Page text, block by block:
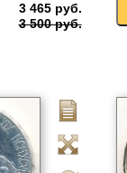
3 465 руб.
3 500 руб.